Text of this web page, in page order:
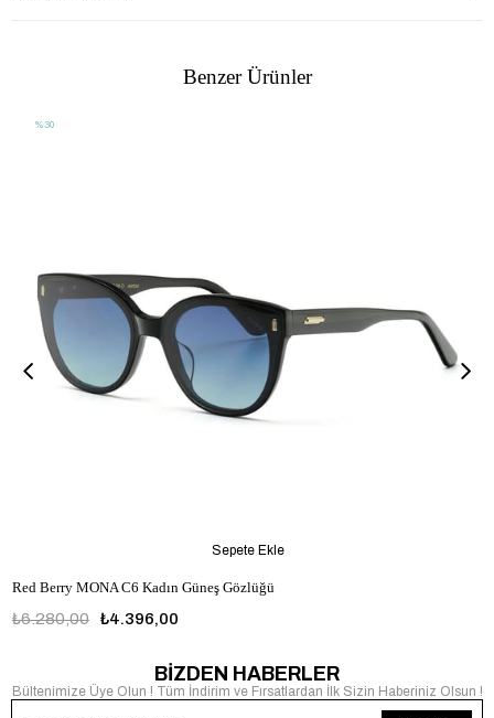
Benzer Ürünler
Red Berry MONA C6 Kadın Güneş Gözlüğü
₺4.396,00
₺6.280,00
Sepete Ekle
%30
BİZDEN HABERLER
Bültenimize Üye Olun ! Tüm İndirim ve Fırsatlardan İlk Sizin Haberiniz Olsun !